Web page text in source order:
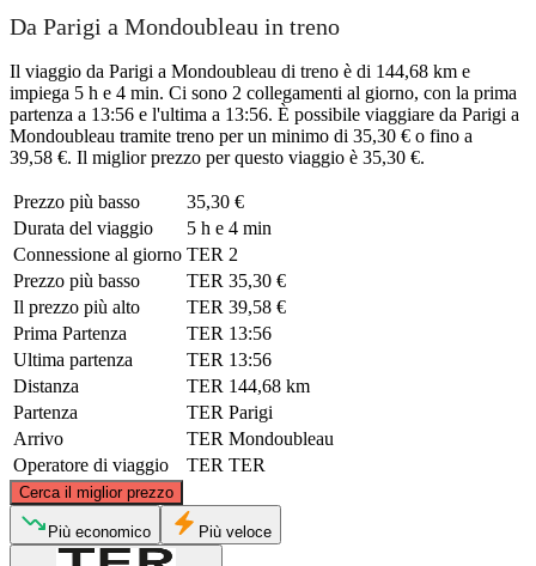
Da Parigi a Mondoubleau in treno
Il viaggio da Parigi a Mondoubleau di treno è di 144,68 km e
impiega 5 h e 4 min. Ci sono 2 collegamenti al giorno, con la prima
partenza a 13:56 e l'ultima a 13:56. È possibile viaggiare da Parigi a
Mondoubleau tramite treno per un minimo di 35,30 € o fino a
39,58 €. Il miglior prezzo per questo viaggio è 35,30 €.
Prezzo più basso
35,30 €
Durata del viaggio
5 h e 4 min
Connessione al giorno TER 2
Prezzo più basso
TER 35,30 €
Il prezzo più alto
TER 39,58 €
Prima Partenza
TER 13:56
Ultima partenza
TER 13:56
Distanza
TER 144,68 km
Partenza
TER Parigi
Arrivo
TER Mondoubleau
Operatore di viaggio
TER TER
Cerca il miglior prezzo
Più economico Più veloce